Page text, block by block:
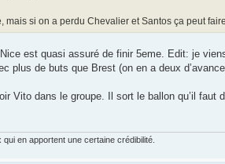
mais si on a perdu Chevalier et Santos ça peut
est quasi assuré de finir 5eme. Edit: je
plus de buts que Brest (on en a deux
Vito dans le groupe. Il sort le ballon qu’il
en apportent une certaine crédibilité.